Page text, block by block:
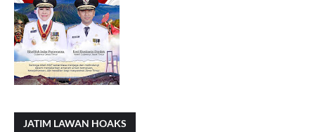
JATIM LAWAN HOAKS